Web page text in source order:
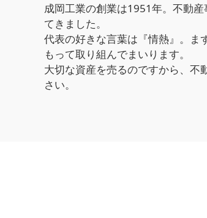
成岡工業の創業は1951年。不動
てきました。
代表の好きな言葉は『情熱』。ま
もって取り組んでまいります。
大切な資産を売るのですから、不
さい。